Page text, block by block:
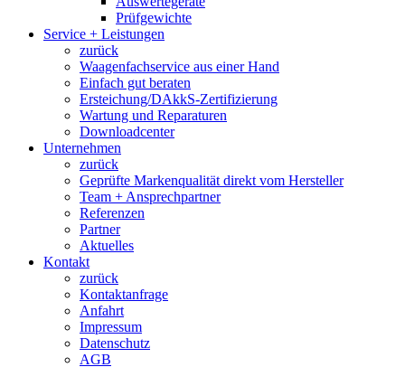
Prüfgewichte
Service + Leistungen
zurück
Waagenfachservice aus einer Hand
Einfach gut beraten
Ersteichung/DAkkS-Zertifizierung
Wartung und Reparaturen
Downloadcenter
Unternehmen
zurück
Geprüfte Markenqualität direkt vom Hersteller
Team + Ansprechpartner
Referenzen
Partner
Aktuelles
Kontakt
zurück
Kontaktanfrage
Anfahrt
Impressum
Datenschutz
AGB